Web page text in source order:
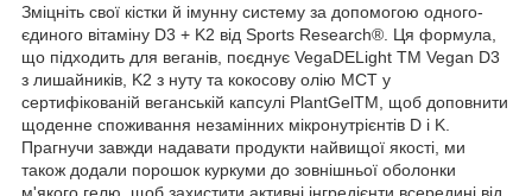
Зміцніть свої кістки й імунну систему за допомогою одного-
єдиного вітаміну D3 + K2 від Sports Research®. Ця формула,
що підходить для веганів, поєднує VegaDELight TM Vegan D3
з лишайників, K2 з нуту та кокосову олію MCT у
сертифікованій веганській капсулі PlantGelTM, щоб доповнити
щоденне споживання незамінних мікронутрієнтів D і K.
Прагнучи завжди надавати продукти найвищої якості, ми
також додали порошок куркуми до зовнішньої оболонки
м'якого гелю, щоб захистити активні інгредієнти всередині від